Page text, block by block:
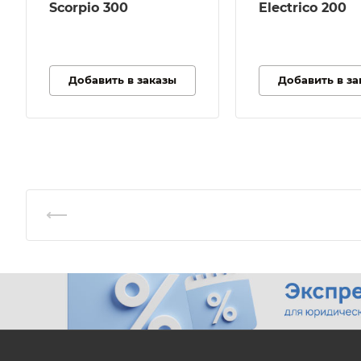
Расход
7,5 л/
Бак
Модель
GX25
Scorpio 300
Добавить в заказы
Electrico 200
Добавить в